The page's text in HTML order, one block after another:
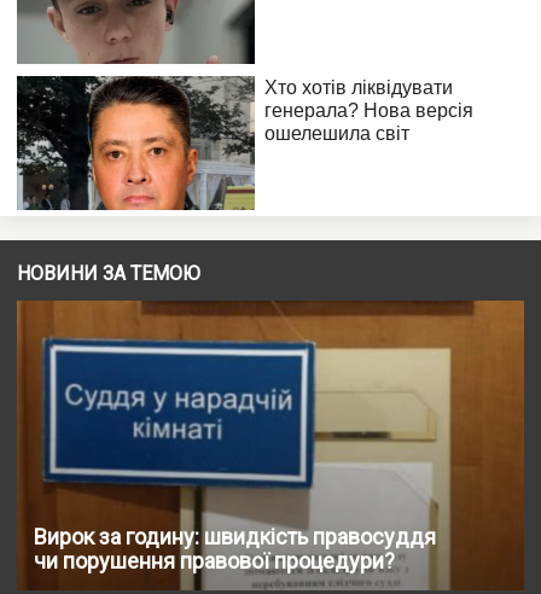
НОВИНИ ЗА ТЕМОЮ
Вирок за годину: швидкість правосуддя
чи порушення правової процедури?